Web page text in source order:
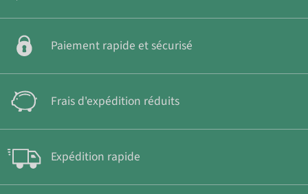
Paiement rapide et sécurisé
Frais d'expédition réduits
Expédition rapide